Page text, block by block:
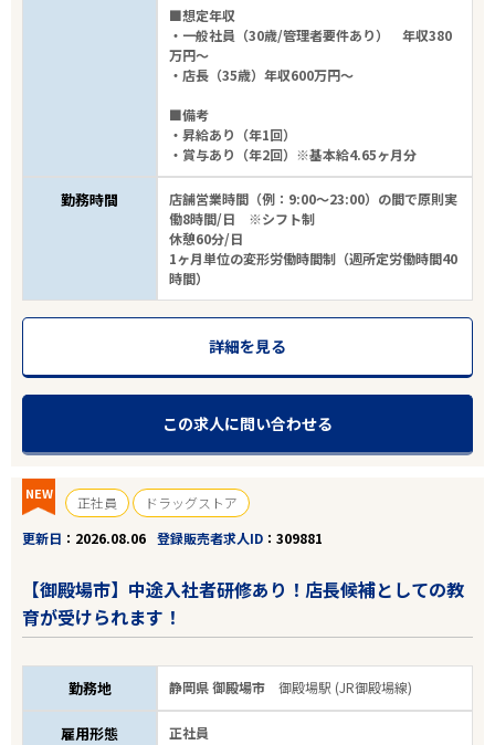
■想定年収
・一般社員（30歳/管理者要件あり） 年収380
万円～
・店長（35歳）年収600万円～
■備考
・昇給あり（年1回）
・賞与あり（年2回）※基本給4.65ヶ月分
勤務時間
店舗営業時間（例：9:00～23:00）の間で原則実
働8時間/日 ※シフト制
休憩60分/日
1ヶ月単位の変形労働時間制（週所定労働時間40
時間）
詳細を見る
この求人に問い合わせる
NEW 正社員
ドラッグストア
更新日
2026.08.06 登録販売者求人ID 309881
【御殿場市】中途入社者研修あり！店長候補としての教
育が受けられます！
勤務地 静岡県 御殿場市御殿場駅 (JR御殿場線)
雇用形態 正社員